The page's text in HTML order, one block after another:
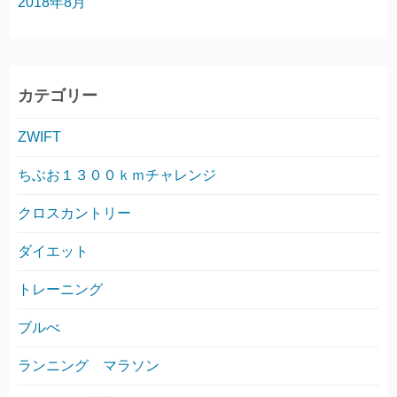
カテゴリー
ZWIFT
ちぶお１３００ｋｍチャレンジ
クロスカントリー
ダイエット
トレーニング
ブルべ
ランニング マラソン